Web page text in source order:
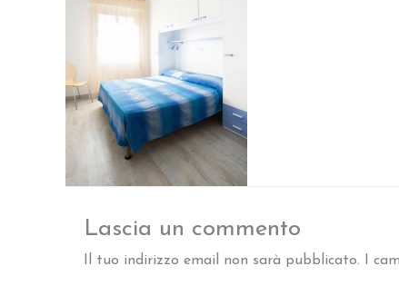
Lascia un commento
Il tuo indirizzo email non sarà pubblicato. I